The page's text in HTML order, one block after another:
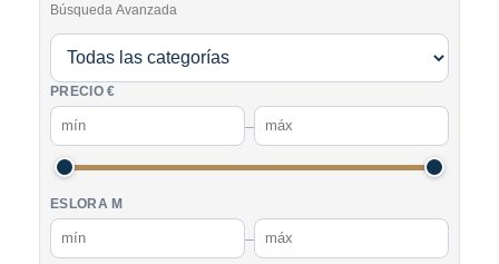
Búsqueda Avanzada
PRECIO €
–
ESLORA M
–